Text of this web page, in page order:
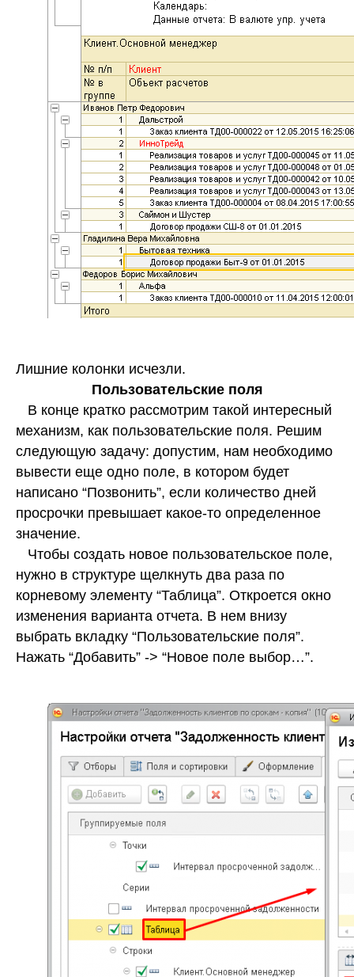
Лишние колонки исчезли.
Пользовательские поля
В конце кратко рассмотрим такой интересный
механизм, как пользовательские поля. Решим
следующую задачу: допустим, нам необходимо
вывести еще одно поле, в котором будет
написано “Позвонить”, если количество дней
просрочки превышает какое-то определенное
значение.
Чтобы создать новое пользовательское поле,
нужно в структуре щелкнуть два раза по
корневому элементу “Таблица”. Откроется окно
изменения варианта отчета. В нем внизу
выбрать вкладку “Пользовательские поля”.
Нажать “Добавить” -> “Новое поле выбор…”.